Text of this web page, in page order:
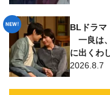
BLドラマ
一良は
に出くわ
2026.8.7